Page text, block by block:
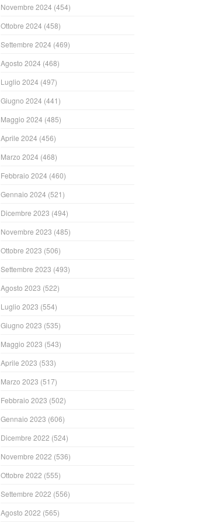
Novembre 2024 (454)
Ottobre 2024 (458)
Settembre 2024 (469)
Agosto 2024 (468)
Luglio 2024 (497)
Giugno 2024 (441)
Maggio 2024 (485)
Aprile 2024 (456)
Marzo 2024 (468)
Febbraio 2024 (460)
Gennaio 2024 (521)
Dicembre 2023 (494)
Novembre 2023 (485)
Ottobre 2023 (506)
Settembre 2023 (493)
Agosto 2023 (522)
Luglio 2023 (554)
Giugno 2023 (535)
Maggio 2023 (543)
Aprile 2023 (533)
Marzo 2023 (517)
Febbraio 2023 (502)
Gennaio 2023 (606)
Dicembre 2022 (524)
Novembre 2022 (536)
Ottobre 2022 (555)
Settembre 2022 (556)
Agosto 2022 (565)